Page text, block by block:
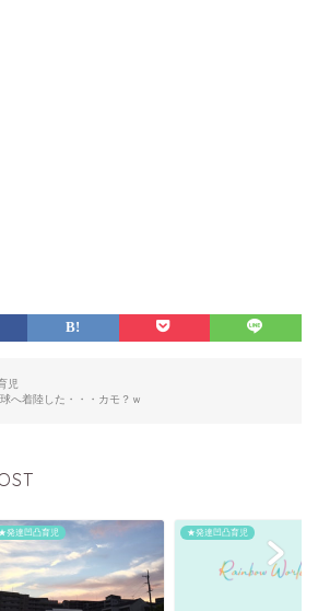
児
へ着陸した・・・カモ？ｗ
★発達凹凸育児 ★発達凹凸育児